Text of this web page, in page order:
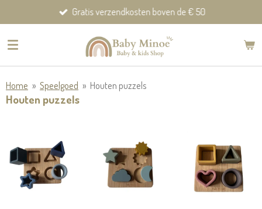
direct
naar
Gratis verzendkosten boven de € 50
Home » Speelgoed » Houten puzzels
Houten puzzels